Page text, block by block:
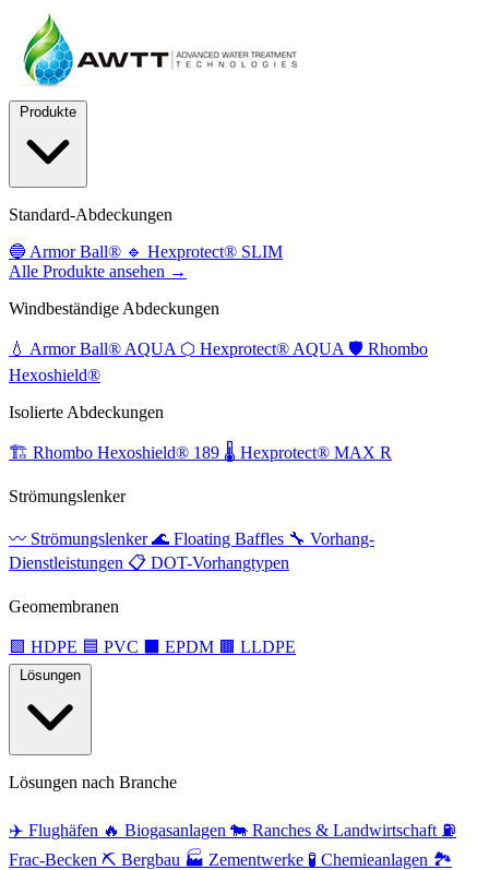
Standard-Abdeckungen
🔵 Armor Ball® 🔹 Hexprotect® SLIM
Alle Produkte ansehen →
Windbeständige Abdeckungen
💧 Armor Ball® AQUA ⬡ Hexprotect® AQUA 🛡️ Rhombo
Hexoshield®
Isolierte Abdeckungen
🏗️ Rhombo Hexoshield® 189 🌡️ Hexprotect® MAX R
Strömungslenker
〰️ Strömungslenker🌊 Floating Baffles 🔧 Vorhang-
Dienstleistungen 📋 DOT-Vorhangtypen
Geomembranen
🟩 HDPE 🟦 PVC EPDM 🟫 LLDPE
Lösungen nach Branche
✈️ Flughäfen 🔥 Biogasanlagen 🐄 Ranches & Landwirtschaft ⛽
Frac-Becken ⛏️ Bergbau 🏭 Zementwerke 🧪 Chemieanlagen 🏞️